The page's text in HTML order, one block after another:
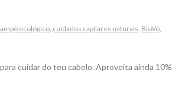
ecológico, cuidados capilares naturais, BioVó,
cuidar do teu cabelo. Aproveita ainda 10%